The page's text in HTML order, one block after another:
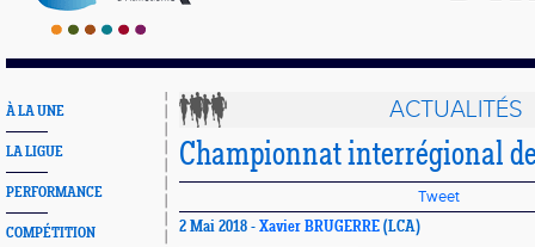
À LA UNE
LA LIGUE
PERFORMANCE
COMPÉTITION
ACTUALITÉS
Championnat interrégional
Tweet
2 Mai 2018 - Xavier BRUGERRE (LCA)